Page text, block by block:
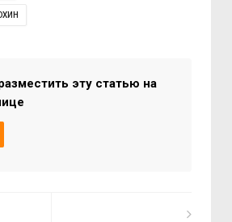
эту статью на